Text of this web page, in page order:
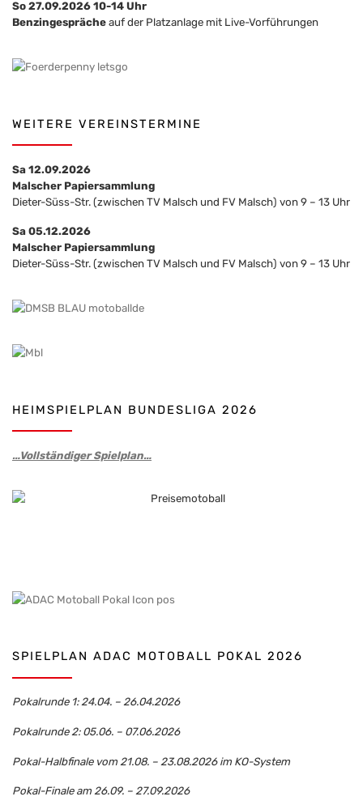
So 27.09.2026 10-14 Uhr
Benzingesprächeauf der Platzanlage mit Live-Vorführungen
WEITERE VEREINSTERMINE
Sa 12.09.2026
Malscher Papiersammlung
Dieter-Süss-Str. (zwischen TV Malsch und FV Malsch) von 9 – 13 Uhr
Sa 05.12.2026
Malscher Papiersammlung
Dieter-Süss-Str. (zwischen TV Malsch und FV Malsch) von 9 – 13 Uhr
HEIMSPIELPLAN BUNDESLIGA 2026
…Vollständiger Spielplan…
SPIELPLAN ADAC MOTOBALL POKAL 2026
Pokalrunde 1: 24.04. – 26.04.2026
Pokalrunde 2: 05.06. – 07.06.2026
Pokal-Halbfinale vom 21.08. – 23.08.2026 im KO-System
Pokal-Finale am 26.09. – 27.09.2026